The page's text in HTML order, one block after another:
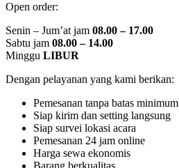
Open order:
Senin – Jum’at jam 08.00 – 17.00
Sabtu jam 08.00 – 14.00
Minggu LIBUR
Dengan pelayanan yang kami berikan:
Pemesanan tanpa batas minimum
Siap kirim dan setting langsung
Siap survei lokasi acara
Pemesanan 24 jam online
Harga sewa ekonomis